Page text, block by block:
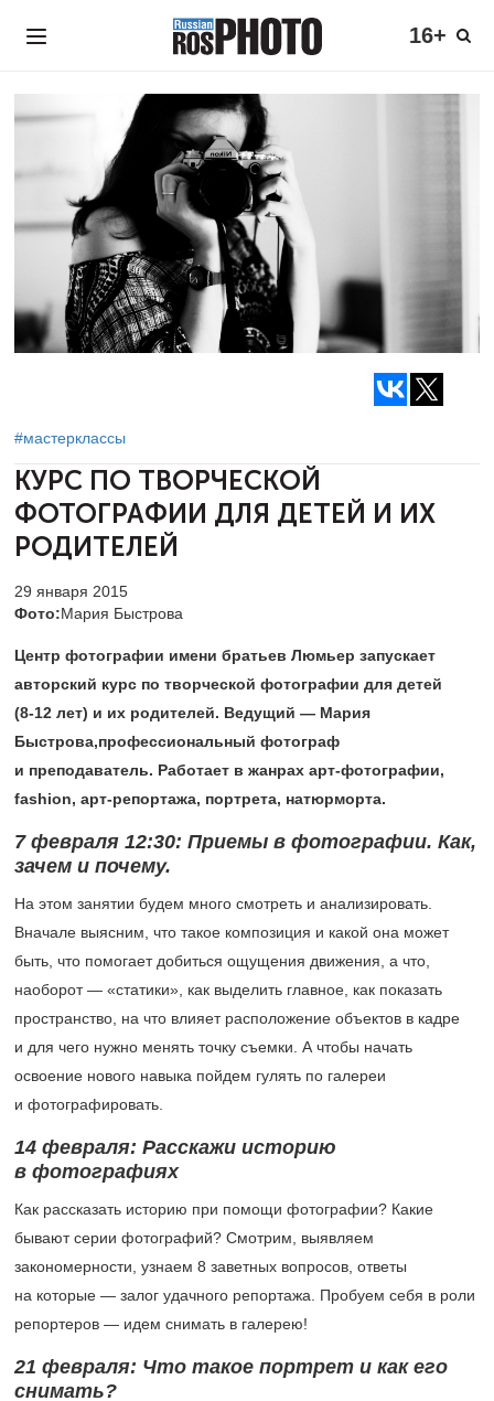
16+
#мастерклассы
КУРС ПО ТВОРЧЕСКОЙ
ФОТОГРАФИИ ДЛЯ ДЕТЕЙ И ИХ
РОДИТЕЛЕЙ
29 января 2015
Фото:Мария Быстрова
Центр фотографии имени братьев Люмьер запускает
авторский курс по творческой фотографии для детей
(8-12 лет) и их родителей. Ведущий — Мария
Быстрова,профессиональный фотограф
и преподаватель. Работает в жанрах арт-фотографии,
fashion, арт-репортажа, портрета, натюрморта.
7 февраля 12:30: Приемы в фотографии. Как,
зачем и почему.
На этом занятии будем много смотреть и анализировать.
Вначале выясним, что такое композиция и какой она может
быть, что помогает добиться ощущения движения, а что,
наоборот — «статики», как выделить главное, как показать
пространство, на что влияет расположение объектов в кадре
и для чего нужно менять точку съемки. А чтобы начать
освоение нового навыка пойдем гулять по галереи
и фотографировать.
14 февраля: Расскажи историю
в фотографиях
Как рассказать историю при помощи фотографии? Какие
бывают серии фотографий? Смотрим, выявляем
закономерности, узнаем 8 заветных вопросов, ответы
на которые — залог удачного репортажа. Пробуем себя в роли
репортеров — идем снимать в галерею!
21 февраля: Что такое портрет и как его
снимать?